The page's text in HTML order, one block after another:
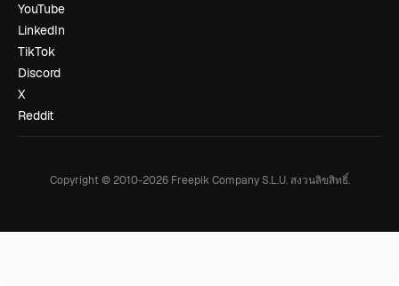
YouTube
LinkedIn
TikTok
Discord
X
Reddit
Copyright © 2010-2026Freepik Company S.L.U. สงวนลิขสิทธิ์.